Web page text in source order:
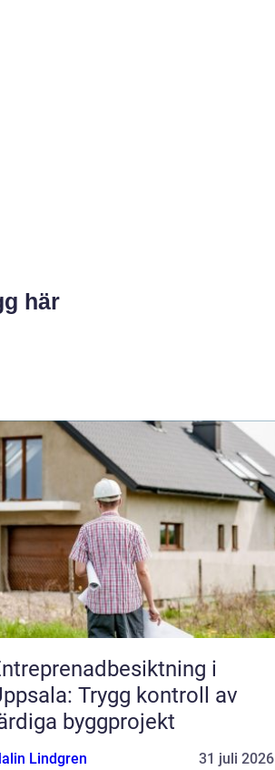
här
i
Trygg kontroll av
byggprojekt
Lindgren 31 juli 2026